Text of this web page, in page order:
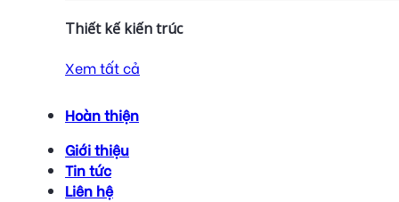
Thiết kế kiến trúc
Xem tất cả
Hoàn thiện
Giới thiệu
Tin tức
Liên hệ